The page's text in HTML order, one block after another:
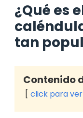
¿Qué es
tan
Contenido
click para